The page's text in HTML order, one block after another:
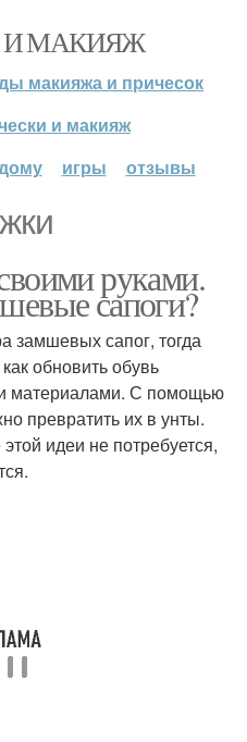
И МАКИЯЖ
макияжа и причесок
и макияж
игры отзывы
руками.
сапоги?
замшевых сапог, тогда
обновить обувь
материалами. С помощью
превратить их в унты.
идеи не потребуется,